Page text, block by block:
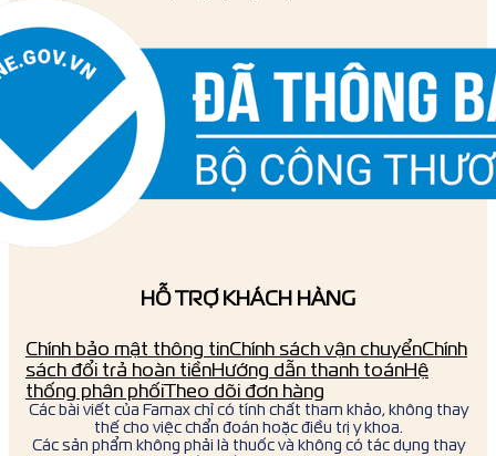
HỖ TRỢ KHÁCH HÀNG
Chính bảo mật thông tinChính sách vận chuyểnChính
sách đổi trả hoàn tiềnHướng dẫn thanh toánHệ
thống phân phốiTheo dõi đơn hàng
Các bài viết của Famax chỉ có tính chất tham khảo, không thay
thế cho việc chẩn đoán hoặc điều trị y khoa.
Các sản phẩm không phải là thuốc và không có tác dụng thay